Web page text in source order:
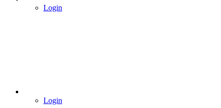
Login
Login